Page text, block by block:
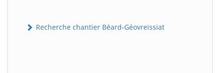
Recherche chantier Béard-Géovreissiat